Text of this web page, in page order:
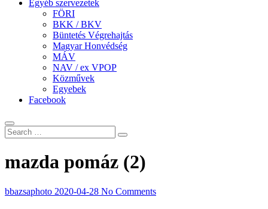
Egyéb szervezetek
FÖRI
BKK / BKV
Büntetés Végrehajtás
Magyar Honvédség
MÁV
NAV / ex VPOP
Közművek
Egyebek
Facebook
mazda pomáz (2)
bbazsaphoto 2020-04-28 No Comments